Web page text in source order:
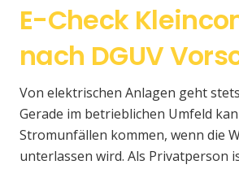
E-Check
nach DGUV
Von elektrischen Anlagen geht
Gerade im betrieblichen Umfeld
Stromunfällen kommen, wenn die
unterlassen wird. Als Privatperson